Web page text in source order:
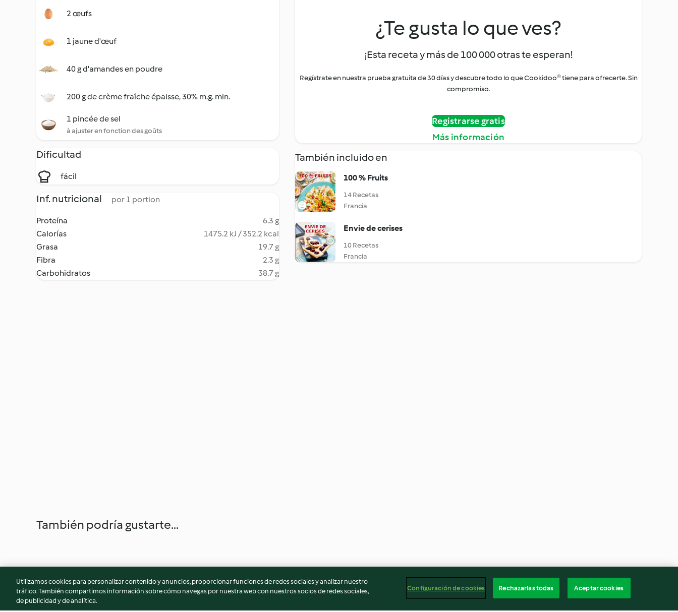
2 œufs
1 jaune d'œuf
40 g d'amandes en poudre
200 g de crème fraîche épaisse, 30% m.g. min.
1 pincée de sel
à ajuster en fonction des goûts
Dificultad
fácil
Inf. nutricional por 1 portion
Proteína
6.3 g
Calorías
1475.2 kJ / 352.2 kcal
Grasa
19.7 g
Fibra
2.3 g
Carbohidratos
38.7 g
¿Te gusta lo que ves?
¡Esta receta y más de 100 000 otras te esperan!
Regístrate en nuestra prueba gratuita de 30 días y descubre todo lo que Cookidoo® tiene para ofrecerte. Sin
compromiso.
Registrarse gratis
Más información
También incluido en
100 % Fruits
14 Recetas
Francia
Envie de cerises
10 Recetas
Francia
También podría gustarte...
Utilizamos cookies para personalizar contenido y anuncios, proporcionar funciones de redes sociales y analizar nuestro
tráfico. También compartimos información sobre cómo navegas por nuestra web con nuestros socios de redes sociales,
de publicidad y de analítica.
Configuración de cookies Rechazarlas todas Aceptar cookies